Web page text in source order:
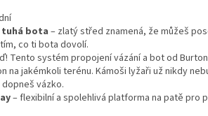
tuhá bota – zlatý střed znamená, že můžeš
co ti bota dovolí.
Tento systém propojení vázání a bot od
na jakémkoli terénu. Kámoši lyžaři už nikdy
vázko.
– flexibilní a spolehlivá platforma na patě pro